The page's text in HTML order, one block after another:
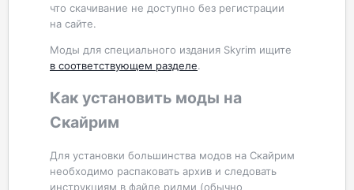
что скачивание не доступно без регистрации
на сайте.
Моды для специального издания Skyrim ищите
в соответствующем разделе.
Как установить моды на
Скайрим
Для установки большинства модов на Скайрим
необходимо распаковать архив и следовать
инструкциям в файле ридми (обычно